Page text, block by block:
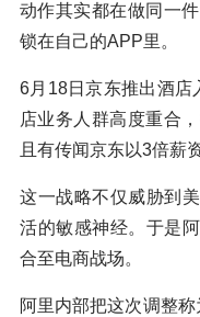
动作其实都在做同一
锁在自己的APP里。
6月18日京东推出酒店
店业务人群高度重合
且有传闻京东以3倍薪
这一战略不仅威胁到
活的敏感神经。于是
合至电商战场。
阿里内部把这次调整称